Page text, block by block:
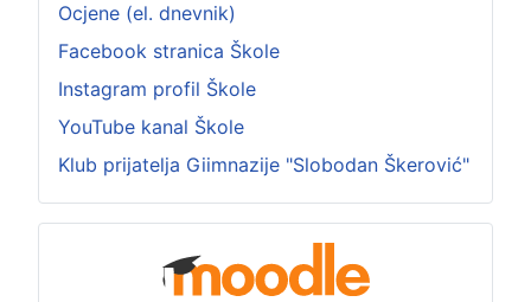
Ocjene (el. dnevnik)
Facebook stranica Škole
Instagram profil Škole
YouTube kanal Škole
Klub prijatelja Giimnazije "Slobodan Škerović"